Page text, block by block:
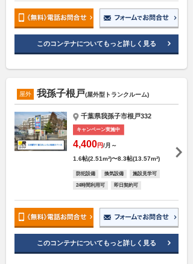
このコンテナについてもっと詳しく見る
屋外 我孫子根戸(屋外型トランクルーム)
千葉県我孫子市根戸332
キャンペーン実施中
4,400円/月～
1.6帖(2.51m²)〜8.3帖(13.57m²)
防犯設備 換気設備 施設見学可
24時間利用可 即日契約可
このコンテナについてもっと詳しく見る